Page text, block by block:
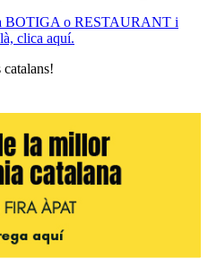
BOTIGA o RESTAURANT i
clica aquí.